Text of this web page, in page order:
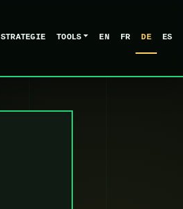
STRATEGIE TOOLS EN FR DE ES